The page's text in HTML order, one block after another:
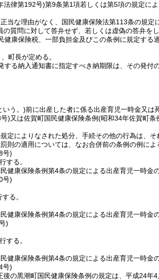
法律第192号)第9条第1項若しくは第5項の規定に
当な理由がなく、国民健康保険法第113条の規
質問に対して答弁せず、若しくは虚偽の答弁を
健康保険税、一部負担金及びこの条例に規定す
町長が定める。
る納入通知書に指定すべき納期限は、その発付
いう。)前に出産した者に係る出産育児一時金又は
)又は佐賀町国民健康保険条例(昭和34年佐賀町条
定によりなされた処分、手続その他の行為は、
則の適用については、なお合併前の条例の例によ
号)
する。
健康保険条例第4条の規定による出産育児一時金
号)
る。
健康保険条例第4条の規定による出産育児一時金
)
する。
健康保険条例第4条の規定による出産育児一時金
号)
の黒潮町国民健康保険条例の規定は、平成24年4